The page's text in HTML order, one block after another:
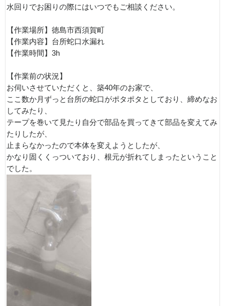
水回りでお困りの際にはいつでもご相談ください。
【作業場所】徳島市西須賀町
【作業内容】台所蛇口水漏れ
【作業時間】3h
【作業前の状況】
お伺いさせていただくと、築40年のお家で、
ここ数か月ずっと台所の蛇口がポタポタとしており、締めなお
してみたり、
テープを巻いて見たり自分で部品を買ってきて部品を変えてみ
たりしたが、
止まらなかったので本体を変えようとしたが、
かなり固くくっついており、根元が折れてしまったということ
でした。